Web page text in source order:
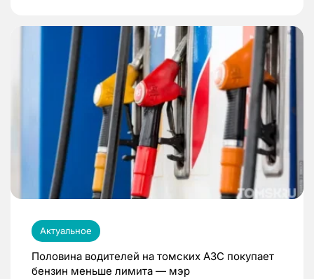
Актуальное
Половина водителей на томских АЗС покупает
бензин меньше лимита — мэр